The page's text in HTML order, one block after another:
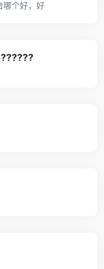
哪个好，好